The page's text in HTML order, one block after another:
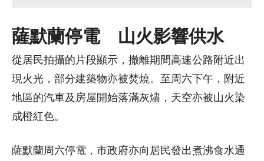
薩默蘭停電 山火影響供水
從居民拍攝的片段顯示，撤離期間高速公路附近出
現火光，部分建築物亦被焚燒。至周六下午，附近
地區的汽車及房屋開始落滿灰燼，天空亦被山火染
成橙紅色。
薩默蘭周六停電，市政府亦向居民發出煮沸食水通